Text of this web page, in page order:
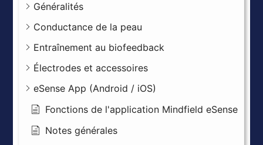
Généralités
Conductance de la peau
Entraînement au biofeedback
Électrodes et accessoires
eSense App (Android / iOS)
Fonctions de l'application Mindfield eSense
Notes générales